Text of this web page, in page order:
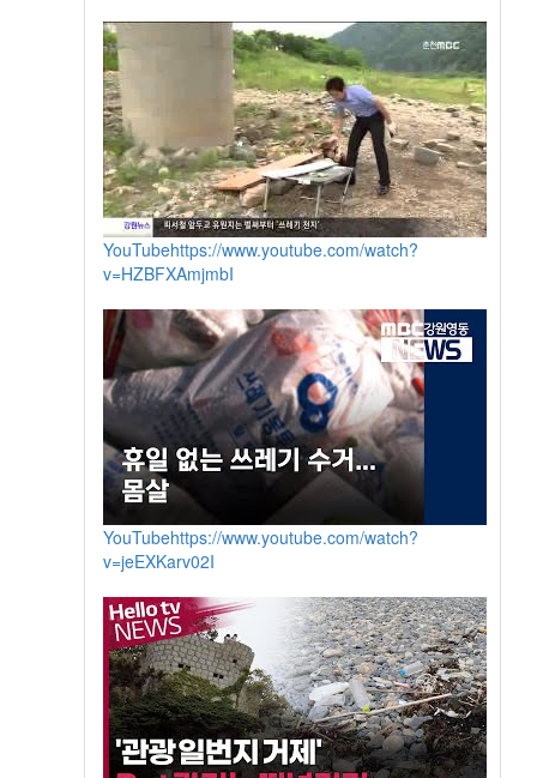
YouTubehttps://www.youtube.com/watch?
v=HZBFXAmjmbI
YouTubehttps://www.youtube.com/watch?
v=jeEXKarv02I